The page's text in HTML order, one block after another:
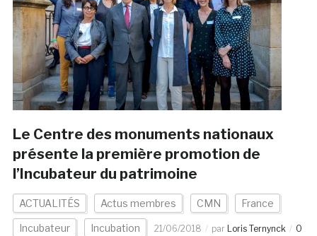
Le Centre des monuments nationaux
présente la première promotion de
l’Incubateur du patrimoine
ACTUALITÉS Actus membres CMN France
Incubateur Incubation 21/06/2018 par Loris Ternynck
0